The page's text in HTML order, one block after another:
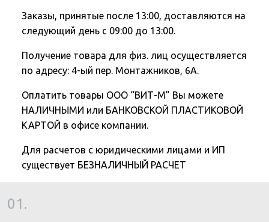
Заказы, принятые после 13:00, доставляются на
следующий день с 09:00 до 13:00.
Получение товара для физ. лиц осуществляется
по адресу: 4-ый пер. Монтажников, 6А.
Оплатить товары ООО “ВИТ-М” Вы можете
НАЛИЧНЫМИ или БАНКОВСКОЙ ПЛАСТИКОВОЙ
КАРТОЙ в офисе компании.
Для расчетов с юридическими лицами и ИП
существует БЕЗНАЛИЧНЫЙ РАСЧЕТ
01.